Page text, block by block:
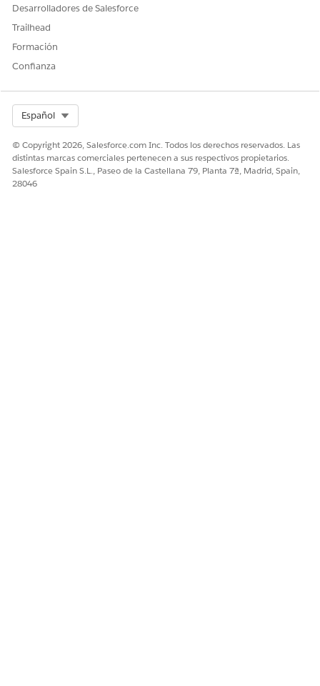
Desarrolladores de Salesforce
Trailhead
Formación
Confianza
Español
© Copyright 2026, Salesforce.com Inc. Todos los derechos reservados. Las
distintas marcas comerciales pertenecen a sus respectivos propietarios.
Salesforce Spain S.L., Paseo de la Castellana 79, Planta 7ª, Madrid, Spain,
28046